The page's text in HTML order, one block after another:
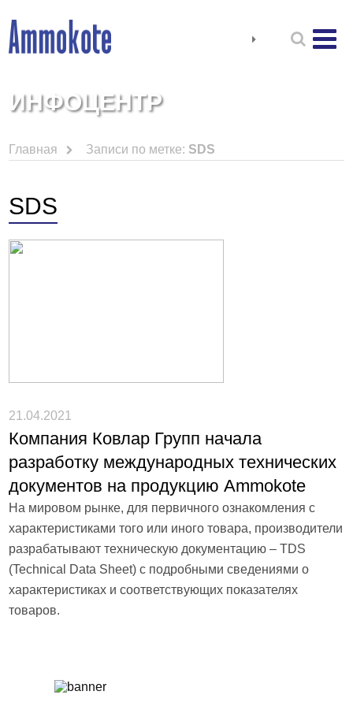
ИНФОЦЕНТР
Главная Записи по метке: SDS
SDS
21.04.2021
Компания Ковлар Групп начала
разработку международных технических
документов на продукцию Ammokote
На мировом рынке, для первичного ознакомления с
характеристиками того или иного товара, производители
разрабатывают техническую документацию – TDS
(Technical Data Sheet) с подробными сведениями о
характеристиках и соответствующих показателях
товаров.